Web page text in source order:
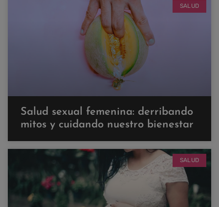
SALUD
Salud sexual femenina: derribando
mitos y cuidando nuestro bienestar
SALUD